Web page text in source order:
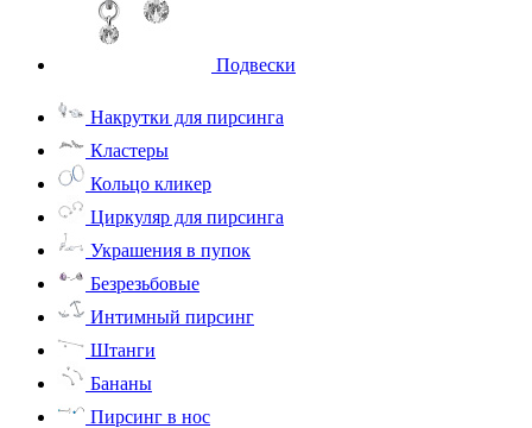
Подвески
Накрутки для пирсинга
Кластеры
Кольцо кликер
Циркуляр для пирсинга
Украшения в пупок
Безрезьбовые
Интимный пирсинг
Штанги
Бананы
Пирсинг в нос